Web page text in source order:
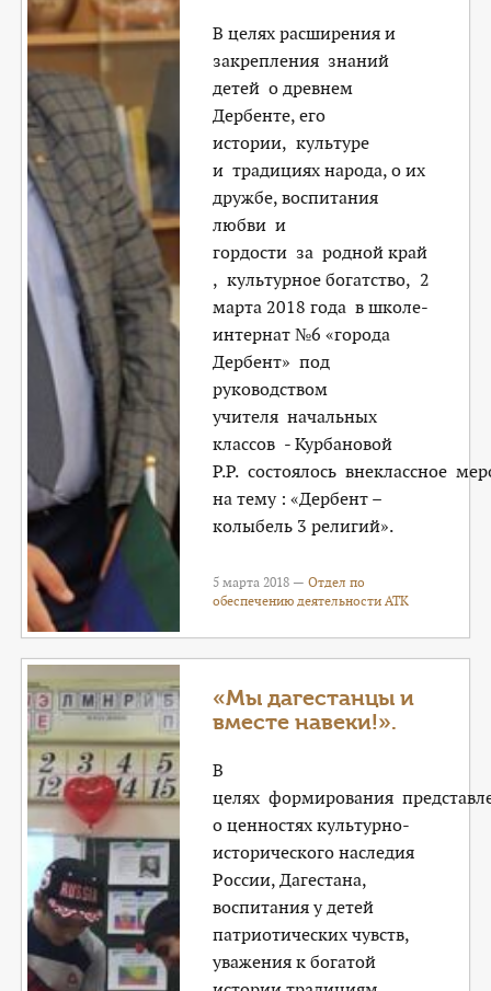
В целях расширения и
закрепления знаний
детей о древнем
Дербенте, его
истории, культуре
и традициях народа, о их
дружбе, воспитания
любви и
гордости за родной край
, культурное богатство, 2
марта 2018 года в школе-
интернат №6 «города
Дербент» под
руководством
учителя начальных
классов - Курбановой
Р.Р. состоялось внеклассное
на тему : «Дербент –
колыбель 3 религий».
5 марта 2018 —Отдел по
обеспечению деятельности АТК
«Мы дагестанцы и
вместе навеки!».
В
целях формирования
о ценностях культурно-
исторического наследия
России, Дагестана,
воспитания у детей
патриотических чувств,
уважения к богатой